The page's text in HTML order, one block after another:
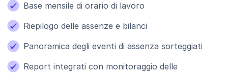
Base mensile di orario di lavoro
Riepilogo delle assenze e bilanci
Panoramica degli eventi di assenza sorteggiati
Report integrati con monitoraggio delle